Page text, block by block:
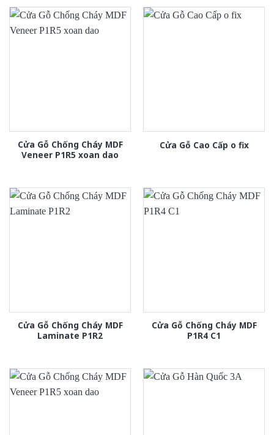
Cửa Gỗ Chống Cháy MDF
Veneer P1R5 xoan dao
Cửa Gỗ Cao Cấp o fix
Cửa Gỗ Chống Cháy MDF
Laminate P1R2
Cửa Gỗ Chống Cháy MDF
P1R4 C1